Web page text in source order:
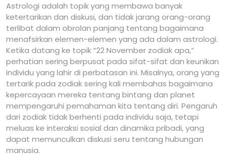
Astrologi adalah topik yang membawa banyak
ketertarikan dan diskusi, dan tidak jarang orang-orang
terlibat dalam obrolan panjang tentang bagaimana
menafsirkan elemen-elemen yang ada dalam astrologi.
Ketika datang ke topik “22 November zodiak apa,”
perhatian sering berpusat pada sifat-sifat dan keunikan
individu yang lahir di perbatasan ini. Misalnya, orang yang
tertarik pada zodiak sering kali membahas bagaimana
kepercayaan mereka tentang bintang dan planet
mempengaruhi pemahaman kita tentang diri. Pengaruh
dari zodiak tidak berhenti pada individu saja, tetapi
meluas ke interaksi sosial dan dinamika pribadi, yang
dapat memunculkan diskusi seru tentang hubungan
manusia.